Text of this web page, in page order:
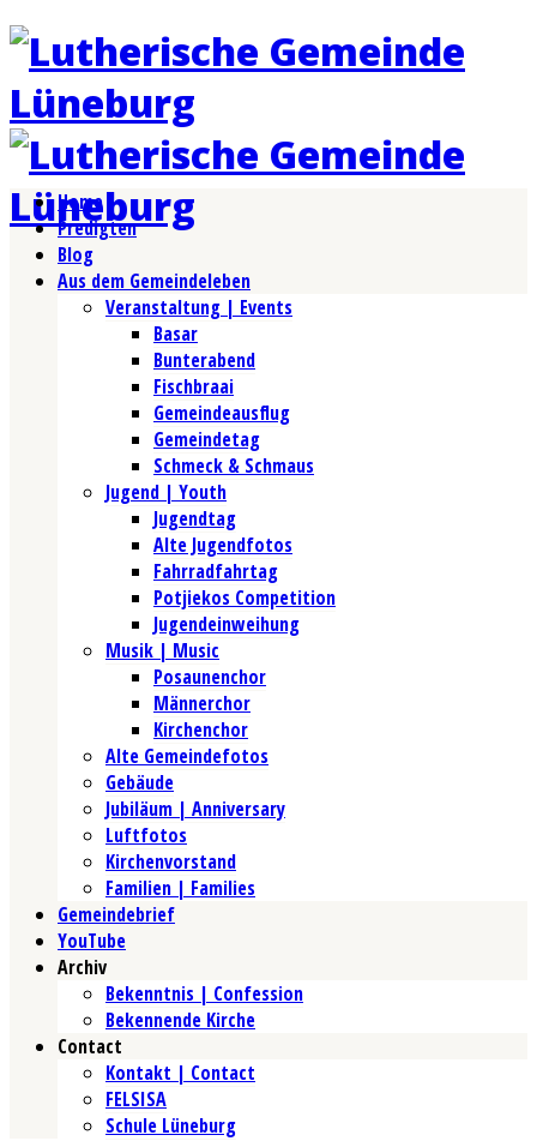
Home
Predigten
Blog
Aus dem Gemeindeleben
Veranstaltung | Events
Basar
Bunterabend
Fischbraai
Gemeindeausflug
Gemeindetag
Schmeck & Schmaus
Jugend | Youth
Jugendtag
Alte Jugendfotos
Fahrradfahrtag
Potjiekos Competition
Jugendeinweihung
Musik | Music
Posaunenchor
Männerchor
Kirchenchor
Alte Gemeindefotos
Gebäude
Jubiläum | Anniversary
Luftfotos
Kirchenvorstand
Familien | Families
Gemeindebrief
YouTube
Archiv
Bekenntnis | Confession
Bekennende Kirche
Contact
Kontakt | Contact
FELSISA
Schule Lüneburg